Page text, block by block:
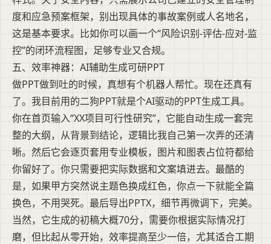
度和应急预案框架，别出现具体的事故案例或人名地名，
这是基本要求。比如你可以画一个“风险识别-评估-应对-监
控”的闭环流程图，足够专业又合规。
五、效率神器：AI辅助生成可研PPT
做PPT做到吐的时候，真想有个机器人帮忙。现在还真有
了。我目前用的二狗PPT就是个AI驱动的PPT生成工具。
你在首页输入“XX项目可行性研究”，它能自动生成一套完
整的大纲，从背景到结论，逻辑比我自己第一次弄的还清
晰。然后它会逐页套用专业模板，图片和图表占位符都给
你留好了。你只需要把实际数据和文案填进去。最酷的
是，如果甲方突然说主题色换成红色，你点一下就能全篇
换色，不用哭死。最后导出PPTX，细节再微调下，完美。
当然，它生成的初稿大概70分，需要你根据实际情况打
磨，但比起从零开始，效率提高至少一倍，尤其适合工期